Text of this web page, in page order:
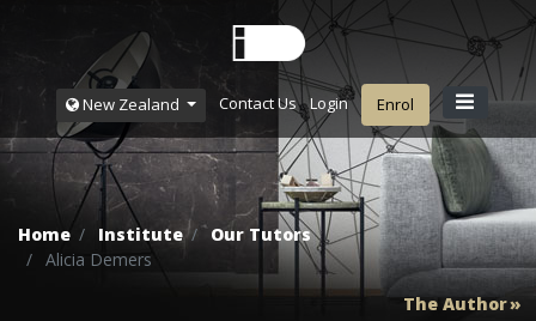
New Zealand Contact Us Login Enrol
Home Institute
Our Tutors
Alicia Demers
The Author